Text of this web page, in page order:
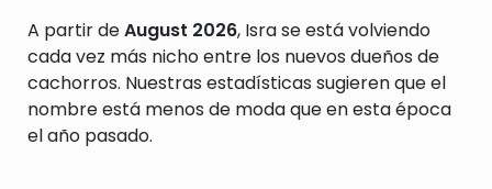
A partir deAugust 2026, Isra se está volviendo
cada vez más nicho entre los nuevos dueños de
cachorros. Nuestras estadísticas sugieren que el
nombre está menos de moda que en esta época
el año pasado.